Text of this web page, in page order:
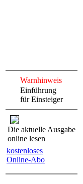
Warnhinweis
Einführung
für Einsteiger
Die aktuelle Ausgabe
online lesen
kostenloses
Online-Abo